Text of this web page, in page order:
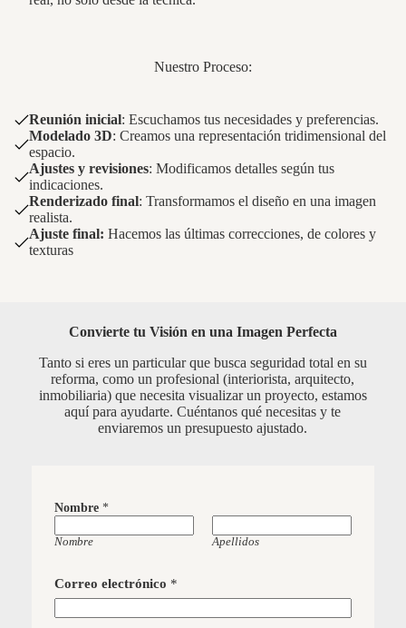
Nuestro Proceso:
Reunión inicial: Escuchamos tus necesidades y preferencias.
Modelado 3D: Creamos una representación tridimensional del
espacio.
Ajustes y revisiones: Modificamos detalles según tus
indicaciones.
Renderizado final: Transformamos el diseño en una imagen
realista.
Ajuste final: Hacemos las últimas correcciones, de colores y
texturas
Convierte tu Visión en una Imagen Perfecta
Tanto si eres un particular que busca seguridad total en su
reforma, como un profesional (interiorista, arquitecto,
inmobiliaria) que necesita visualizar un proyecto, estamos
aquí para ayudarte. Cuéntanos qué necesitas y te
enviaremos un presupuesto ajustado.
Nombre *
Nombre Apellidos
Correo electrónico *